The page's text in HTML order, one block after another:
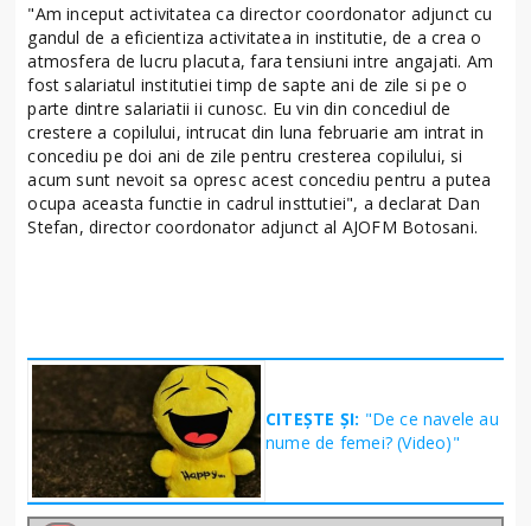
"Am inceput activitatea ca director coordonator adjunct cu
gandul de a eficientiza activitatea in institutie, de a crea o
atmosfera de lucru placuta, fara tensiuni intre angajati. Am
fost salariatul institutiei timp de sapte ani de zile si pe o
parte dintre salariatii ii cunosc. Eu vin din concediul de
crestere a copilului, intrucat din luna februarie am intrat in
concediu pe doi ani de zile pentru cresterea copilului, si
acum sunt nevoit sa opresc acest concediu pentru a putea
ocupa aceasta functie in cadrul insttutiei", a declarat Dan
Stefan, director coordonator adjunct al AJOFM Botosani.
CITEȘTE ȘI: "De ce navele au
nume de femei? (Video)"